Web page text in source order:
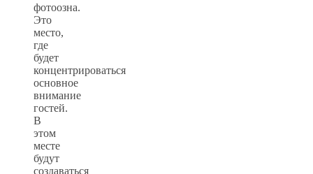
фотоозна.
Это
место,
где
будет
концентрироваться
основное
внимание
гостей.
В
этом
месте
будут
создаваться